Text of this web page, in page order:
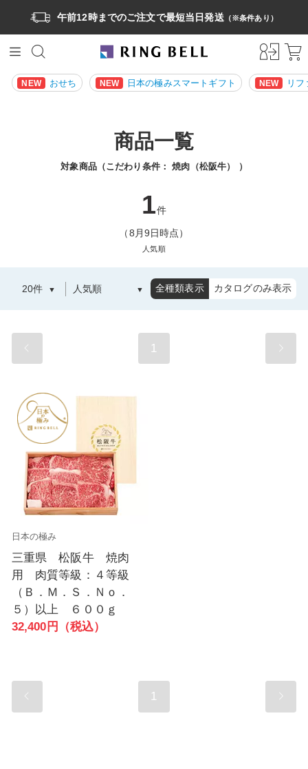
午前12時までのご注文で最短当日発送（※条件あり）
NEW おせち NEW 日本の極みスマートギフト NEW リ
商品一覧
対象商品（こだわり条件：焼肉（松阪牛） ）
1件
（8月9日時点）
人気順
全種類表示 カタログのみ表示
1
日本の極み
三重県 松阪牛 焼肉
用 肉質等級：４等級
（Ｂ．Ｍ．Ｓ．Ｎｏ．
５）以上 ６００ｇ
32,400円（税込）
1